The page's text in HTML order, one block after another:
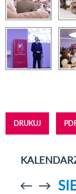
Strony
DRUKUJ
Przejdź do